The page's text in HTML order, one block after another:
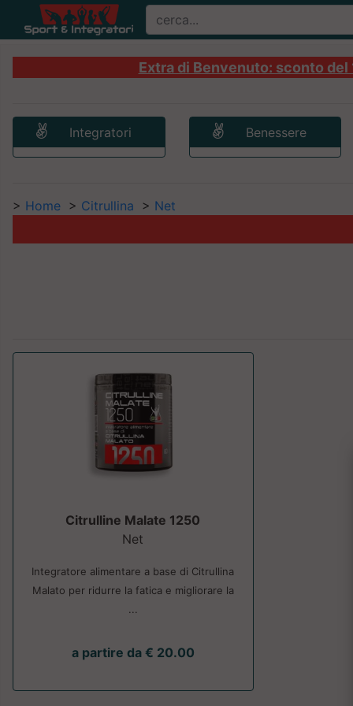
Extra di Benvenuto: sconto
Integratori Benessere
> Home > Citrullina > Net
Citrulline Malate 1250
Net
Integratore alimentare a base di Citrullina
Malato per ridurre la fatica e migliorare la
...
a partire da € 20.00